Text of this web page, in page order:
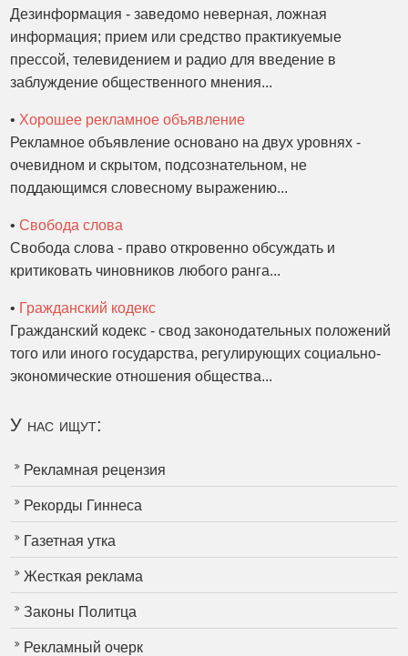
Дезинформация - заведомо неверная, ложная
информация; прием или средство практикуемые
прессой, телевидением и радио для введение в
заблуждение общественного мнения...
• Хорошее рекламное объявление
Рекламное объявление основано на двух уровнях -
очевидном и скрытом, подсознательном, не
поддающимся словесному выражению...
•Свобода слова
Свобода слова - право откровенно обсуждать и
критиковать чиновников любого ранга...
• Гражданский кодекс
Гражданский кодекс - свод законодательных положений
того или иного государства, регулирующих социально-
экономические отношения общества...
У нас ищут:
Рекламная рецензия
Рекорды Гиннеса
Газетная утка
Жесткая реклама
Законы Политца
Рекламный очерк